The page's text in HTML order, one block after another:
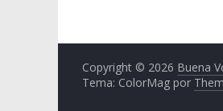
Copyright © 2026 Buena
Tema: ColorMag por